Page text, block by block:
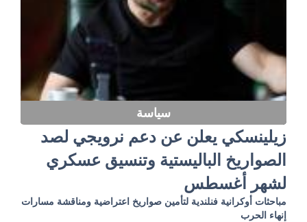
سياسة
زيلينسكي يعلن عن دعم نرويجي لصد
الصواريخ الباليستية وتنسيق عسكري
لشهر أغسطس
مباحثات أوكرانية فنلندية لتأمين صواريخ اعتراضية ومناقشة مسارات
إنهاء الحرب